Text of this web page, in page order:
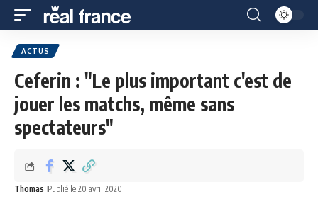
ACTUS
Ceferin : "Le plus important c'est de
jouer les matchs, même sans
spectateurs"
Thomas Publié le 20 avril 2020